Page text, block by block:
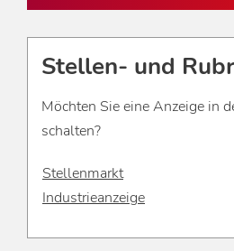
Stellen- und
Möchten Sie eine Anzeige in
schalten?
Stellenmarkt
Industrieanzeige